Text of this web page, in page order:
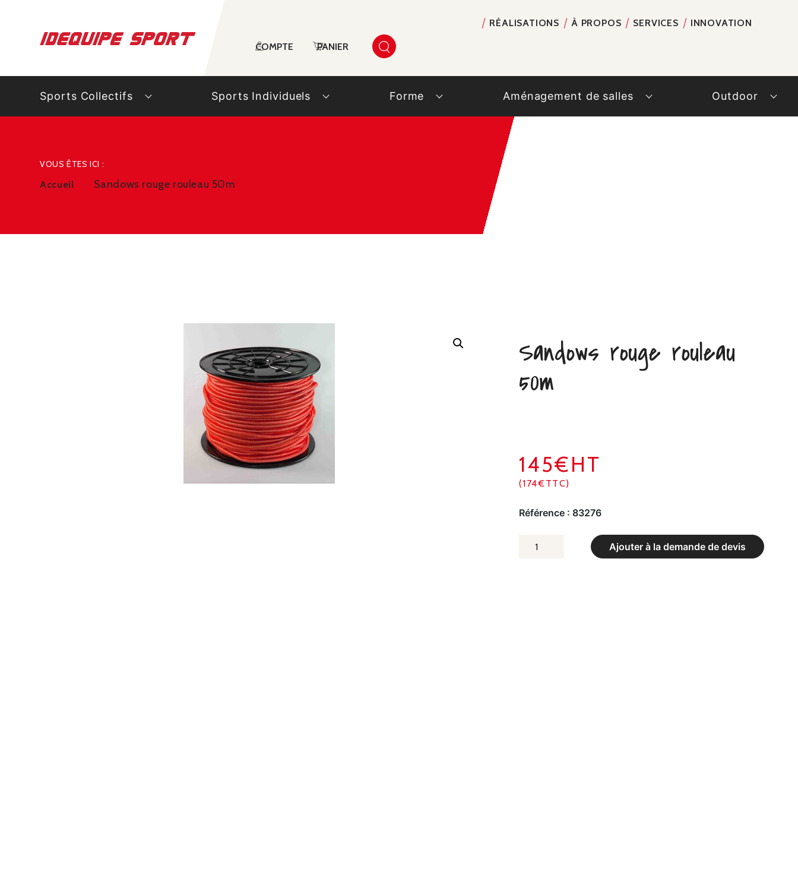
RÉALISATIONS À PROPOS SERVICES INNOVATION
COMPTE PANIER
Sports Collectifs Sports Individuels Forme Aménagement de salles Outdoor
VOUS ÊTES ICI :
Accueil Sandows rouge rouleau 50m
Sandows rouge rouleau
50m
145€HT
(174€TTC)
Référence : 83276
Ajouter à la demande de devis
QUANTITÉ